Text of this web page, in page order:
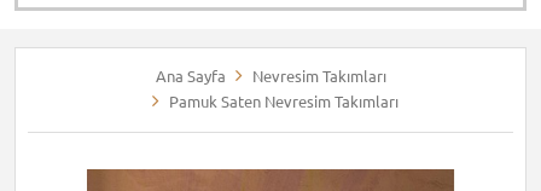
Ana Sayfa
Nevresim Takımları
Pamuk Saten Nevresim Takımları